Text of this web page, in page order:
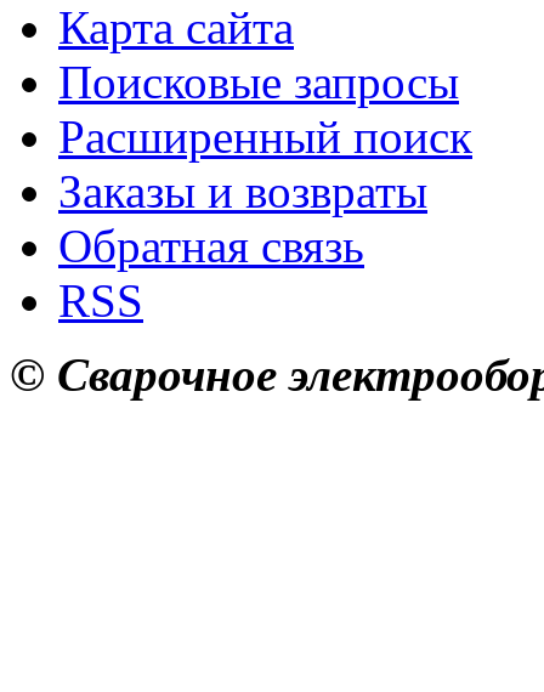
Карта сайта
Поисковые запросы
Расширенный поиск
Заказы и возвраты
Обратная связь
RSS
© Сварочное